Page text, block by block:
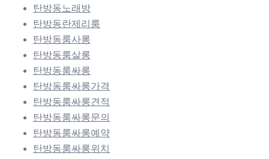
탄방동노래방
탄방동란제리룸
탄방동룸사롱
탄방동룸살롱
탄방동룸싸롱
탄방동룸싸롱가격
탄방동룸싸롱견적
탄방동룸싸롱문의
탄방동룸싸롱예약
탄방동룸싸롱위치